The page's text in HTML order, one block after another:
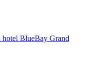
hotel BlueBay Grand